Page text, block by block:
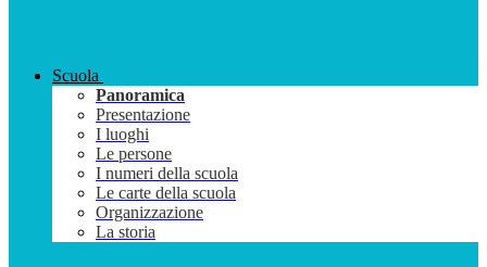
Scuola
Panoramica
Presentazione
I luoghi
Le persone
I numeri della scuola
Le carte della scuola
Organizzazione
La storia